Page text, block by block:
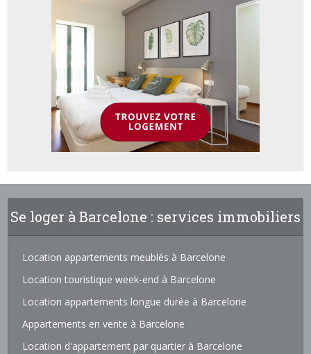
Se loger à Barcelone : services immobiliers
Location appartements meublés à Barcelone
Location touristique week-end à Barcelone
Location appartements longue durée à Barcelone
Appartements en vente à Barcelone
Location d'appartement par quartier à Barcelone